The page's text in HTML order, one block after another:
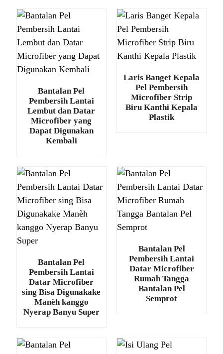
Bantalan Pel
Pembersih Lantai
Lembut dan Datar
Microfiber yang
Dapat Digunakan
Kembali
Laris Banget Kepala
Pel Pembersih
Microfiber Strip
Biru Kanthi Kepala
Plastik
Bantalan Pel
Pembersih Lantai
Datar Microfiber
sing Bisa Digunakake
Manèh kanggo
Nyerap Banyu Super
Bantalan Pel
Pembersih Lantai
Datar Microfiber
Rumah Tangga
Bantalan Pel
Semprot